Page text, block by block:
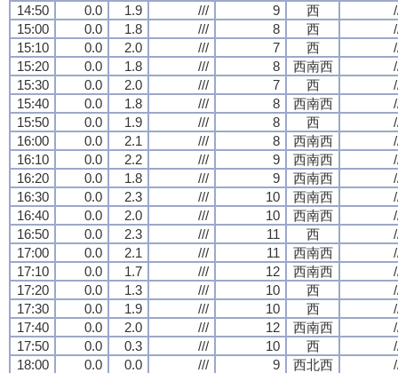
14:50 0.0 1.9 /// 9 西
15:00
0.0 1.8 /// 8 西
15:10
0.0 2.0 /// 7 西
15:20
0.0 1.8 /// 8 西南西
15:30
0.0 2.0 /// 7 西
15:40
0.0 1.8 /// 8 西南西
15:50
0.0 1.9 /// 8 西
16:00
0.0 2.1 /// 8 西南西
16:10
0.0 2.2 /// 9 西南西
16:20
0.0 1.8 /// 9 西南西
16:30
0.0 2.3 /// 10 西南西
16:40
0.0 2.0 /// 10 西南西
16:50
0.0 2.3 /// 11 西
17:00
0.0 2.1 /// 11 西南西
17:10
0.0 1.7 /// 12 西南西
17:20
0.0 1.3 /// 10 西
17:30
0.0 1.9 /// 10 西
17:40
0.0 2.0 /// 12 西南西
17:50
0.0 0.3 /// 10 西
18:00
0.0 0.0 /// 9 西北西